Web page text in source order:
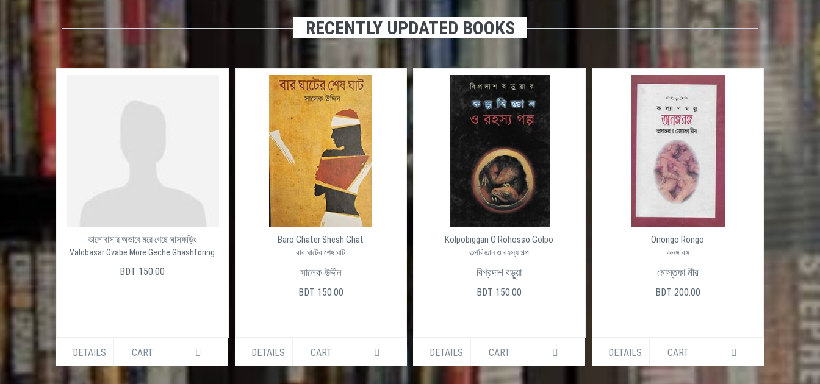
RECENTLY UPDATED BOOKS
ভালোবাসার অভাবে মরে গেছে ঘাসফড়িং
Valobasar Ovabe More Geche Ghashforing
BDT 150.00
DETAILS CART
Baro Ghater Shesh Ghat
বার ঘাটের শেষ ঘাট
সালেক উদ্দীন
BDT 150.00
DETAILS CART
Kolpobiggan O Rohosso Golpo
কল্পবিজ্ঞান ও রহস্য গল্প
বিপ্রদাশ বড়ুয়া
BDT 150.00
DETAILS CART
Onongo Rongo
অনঙ্গ রঙ্গ
মোস্তফা মীর
BDT 200.00
DETAILS CART DETAILS